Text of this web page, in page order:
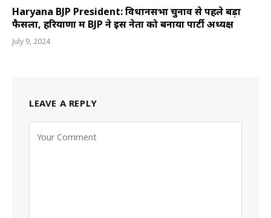
Haryana BJP President: विधानसभा चुनाव से पहले बड़ा
फैसला, हरियाणा में BJP ने इस नेता को बनाया पार्टी अध्यक्ष
July 9, 2024
LEAVE A REPLY